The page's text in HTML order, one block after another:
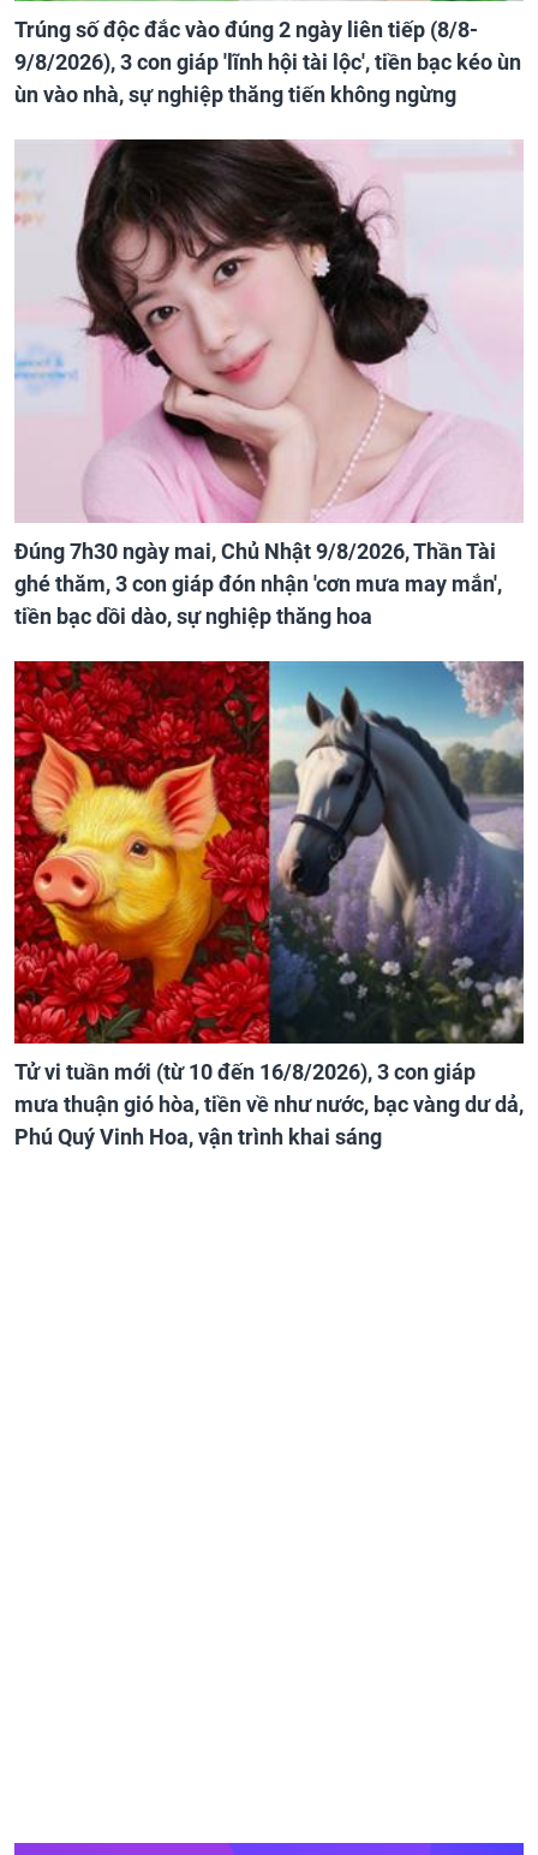
Trúng số độc đắc vào đúng 2 ngày liên tiếp (8/8-
9/8/2026), 3 con giáp 'lĩnh hội tài lộc', tiền bạc kéo ùn
ùn vào nhà, sự nghiệp thăng tiến không ngừng
Đúng 7h30 ngày mai, Chủ Nhật 9/8/2026, Thần Tài
ghé thăm, 3 con giáp đón nhận 'cơn mưa may mắn',
tiền bạc dồi dào, sự nghiệp thăng hoa
Tử vi tuần mới (từ 10 đến 16/8/2026), 3 con giáp
mưa thuận gió hòa, tiền về như nước, bạc vàng dư dả,
Phú Quý Vinh Hoa, vận trình khai sáng